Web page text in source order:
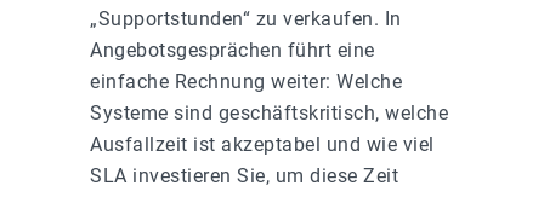
„Supportstunden“ zu verkaufen. In
Angebotsgesprächen führt eine
einfache Rechnung weiter: Welche
Systeme sind geschäftskritisch, welche
Ausfallzeit ist akzeptabel und wie viel
SLA investieren Sie, um diese Zeit